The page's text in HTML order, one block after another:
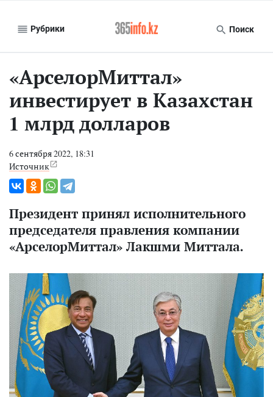
Рубрики Поиск
«АрселорМиттал»
инвестирует в Казахстан
1 млрд долларов
6 сентября 2022, 18:31
Источник
Президент принял исполнительного
председателя правления компании
«АрселорМиттал» Лакшми Миттала.